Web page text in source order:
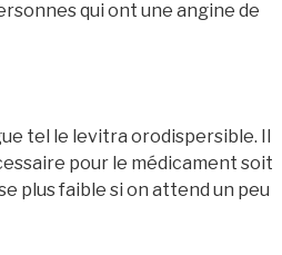
qui ont une angine de
tel le levitra orodispersible. Il
pour le médicament soit
plus faible si on attend un peu